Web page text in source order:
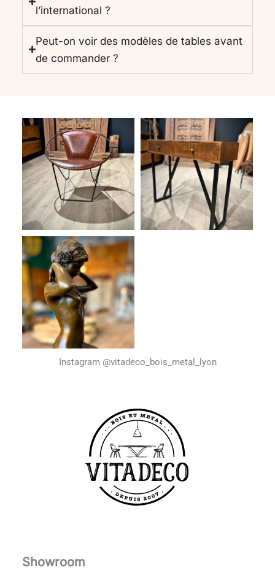
l’international ?
Peut-on voir des modèles de tables avant
de commander ?
Instagram @vitadeco_bois_metal_lyon
Showroom